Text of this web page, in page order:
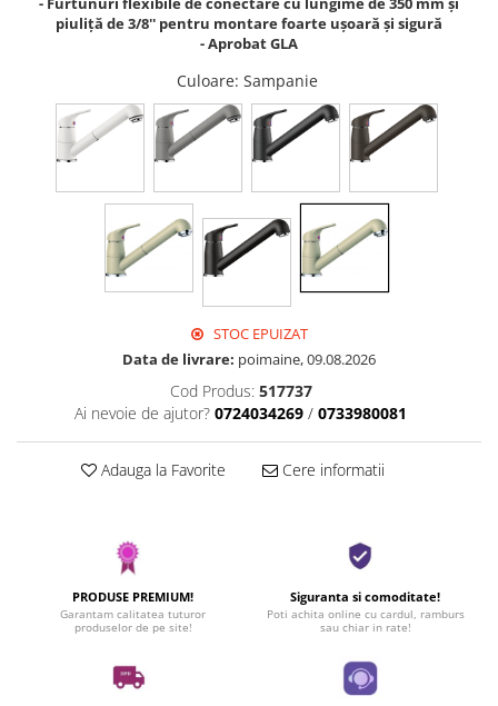
piuliță de 3/8'' pentru montare foarte ușoară și sigură
- Aprobat GLA
Culoare: Sampanie
STOC EPUIZAT
Data de livrare: poimaine, 09.08.2026
Cod Produs: 517737
Ai nevoie de ajutor? 0724034269 / 0733980081
Adauga la Favorite Cere informatii
PRODUSE PREMIUM!
Garantam calitatea tuturor
produselor de pe site!
Siguranta si comoditate!
Poti achita online cu cardul, ramburs
sau chiar in rate!